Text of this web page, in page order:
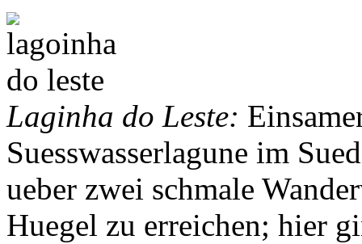
Laginha do Leste:
Suesswasserlagune im
ueber zwei schmale
Huegel zu erreichen; hier